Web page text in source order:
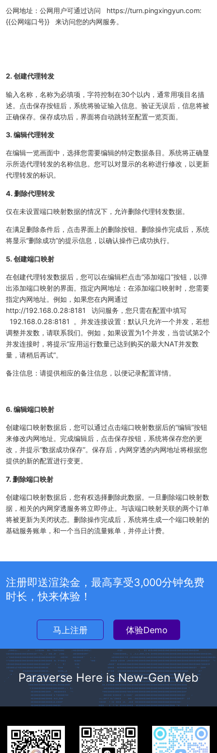
公网地址：公网用户可通过访问 https://turn.pingxingyun.com:
{{公网端口号}} 来访问您的内网服务。
2. 创建代理转发
输入名称，名称为必填项，字符控制在30个以内，通常用项目名描
述。点击保存按钮后，系统将验证输入信息。验证无误后，信息将被
正确保存。保存成功后，界面将自动跳转至配置一览页面。
3. 编辑代理转发
在编辑一览画面中，选择您需要编辑的特定数据条目。系统将正确显
示所选代理转发的名称信息。您可以对显示的名称进行修改，以更新
代理转发的标识。
4. 删除代理转发
仅在未设置端口映射数据的情况下，允许删除代理转发数据。
在满足删除条件后，点击界面上的删除按钮。删除操作完成后，系统
将显示“删除成功”的提示信息，以确认操作已成功执行。
5. 创建端口映射
在创建代理转发数据后，您可以在编辑栏点击“添加端口”按钮，以弹
出添加端口映射的界面。指定内网地址：在添加端口映射时，您需要
指定内网地址。例如，如果您在内网通过
http://192.168.0.28:8181 访问服务，您只需在配置中填写
192.168.0.28:8181 。并发连接设置：默认只允许一个并发，若想
调整并发数，请联系我们。例如，如果设置为1个并发，当尝试第2个
并发连接时，将提示“应用运行数量已达到购买的最大NAT并发数
量，请稍后再试”。
备注信息：请提供相应的备注信息，以便记录配置详情。
6. 编辑端口映射
创建端口映射数据后，您可以通过点击端口映射数据后的“编辑”按钮
来修改内网地址。完成编辑后，点击保存按钮，系统将保存您的更
改，并提示“数据成功保存”。保存后，内网穿透的内网地址将根据您
提供的新的配置进行变更。
7. 删除端口映射
创建端口映射数据后，您有权选择删除此数据。一旦删除端口映射数
据，相关的内网穿透服务将立即停止。与该端口映射关联的两个订单
将被更新为关闭状态。删除操作完成后，系统将生成一个端口映射的
基础服务账单，和一个当日的流量账单，并停止计费。
注册即送渲染金，最高享受3,000分钟免费
时长，快来体验！
马上注册 体验Demo
Paraverse Here is New-Gen Web